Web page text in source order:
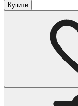
Купити